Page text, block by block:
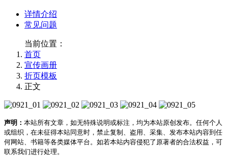
详情介绍
常见问题
当前位置：
首页
宣传画册
折页模板
正文
声明： 本站所有文章，如无特殊说明或标注，均为本站原创发布。任何个人
或组织，在未征得本站同意时，禁止复制、盗用、采集、发布本站内容到任
何网站、书籍等各类媒体平台。如若本站内容侵犯了原著者的合法权益，可
联系我们进行处理。